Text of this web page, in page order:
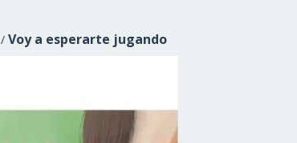
/ Voy a esperarte jugando